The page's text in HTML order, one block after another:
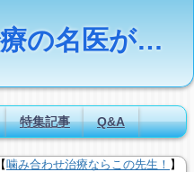
噛み合わせ｜治療の名医が疑問に答える【Dr.NAVI】
特集記事 Q&A
【噛み合わせ治療ならこの先生！ 】